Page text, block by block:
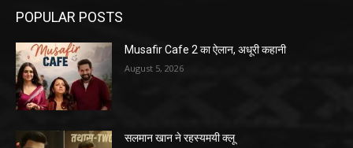
POPULAR POSTS
Musafir Cafe 2 का ऐलान, अधूरी कहानी
August 5, 2026
सलमान खान ने रहस्यमयी क्लू